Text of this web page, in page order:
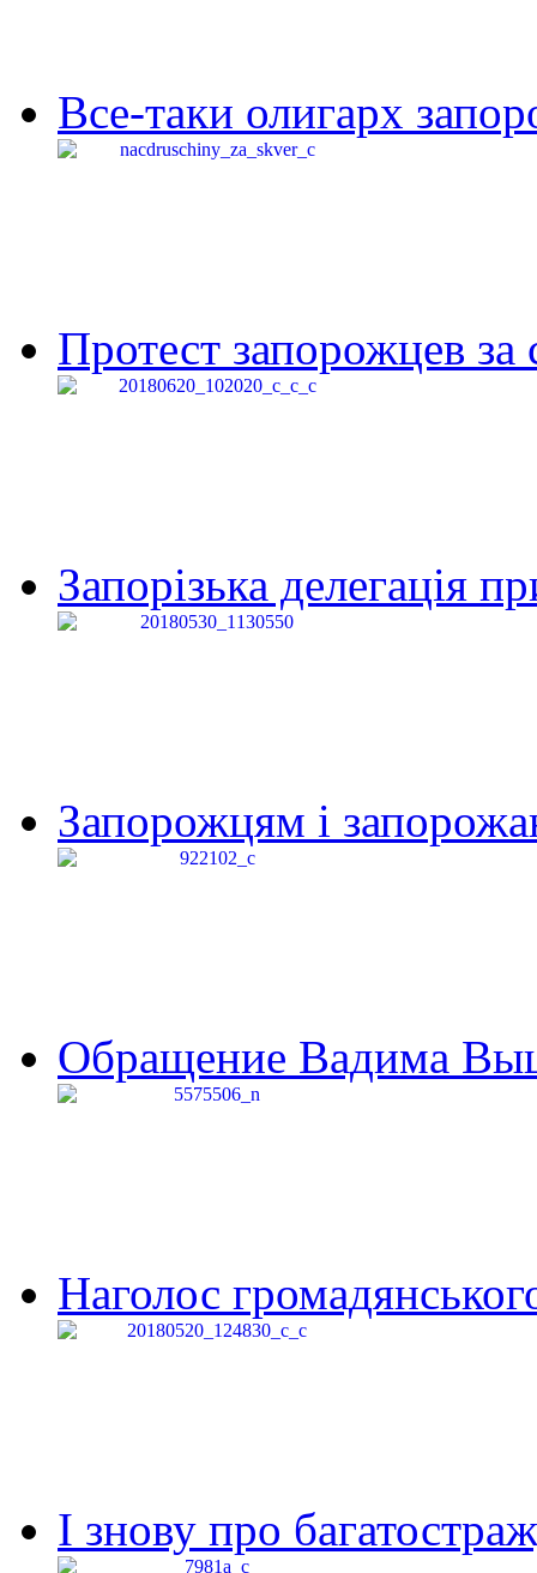
Все-таки олигарх
Протест запорожцев за
Запорізька делегація
Запорожцям і
Обращение Вадима
Наголос
І знову про